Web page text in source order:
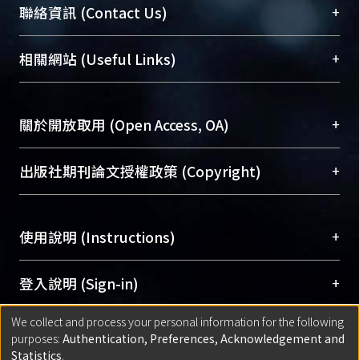
臺大位居世界頂尖大學之列，為永久珍藏及向國際
展現本校豐碩的研究成果及學術能量，圖書館整合
機構典藏（NTUR）與學術庫（AH）不同功能平
台，成為臺大學術典藏NTU scholars。期能整合研
成果。
To permanently archive and promote researcher
profiles and scholarly works, Library integrates the
services of “NTU Repository” with “Academic
聯絡資訊 (Contact Us) +
總館學科館員(Main Library)
醫學圖書館學科館員(Medical Library)
Sciences Library)
相關網站 (Useful Links) +
關於開放取用 (Open Access, OA) +
開放取用是從使用者角度提升資訊取用性的社會運
動，應用在學術研究上是透過將研究著作公開供使
用逐年攀升。同時可加速研究發展、提升研究影響
Archive）平台。 （點選深入了解OA）
出版社期刊論文授權政策 (Copyright) +
含部分內容的版權非匯入者所有，或由第三方贊
助與合作完成，請確認該版權所有者及第三方同
意提供此授權。
Please represent that the submission is your
original work, and that you have the right to
grant the rights to upload.
使用說明 (Instructions) +
網站簡介(Quickstart Guide)
使用手冊(Instruction Manual)
線上預約服務(Booking Service)
登入說明 (Sign-in) +
方案一：臺灣大學計算機中心帳號登入
(With C&INC Email Account)
匯入著作 (Submission) +
We collect and process your personal information for the following
purposes: Authentication, Preferences, Acknowledgement and
Statistics.